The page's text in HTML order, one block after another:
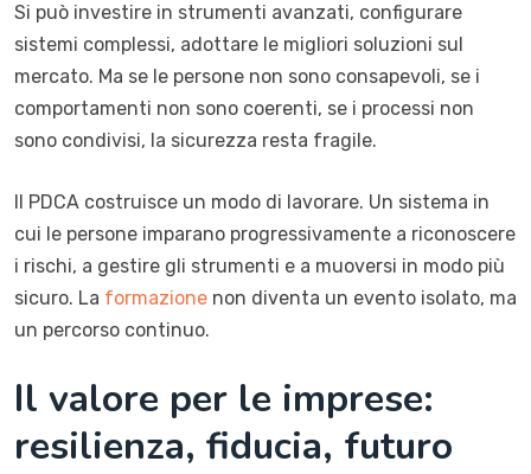
Si può investire in strumenti avanzati, configurare
sistemi complessi, adottare le migliori soluzioni sul
mercato. Ma se le persone non sono consapevoli, se i
comportamenti non sono coerenti, se i processi non
sono condivisi, la sicurezza resta fragile.
Il PDCA costruisce un modo di lavorare. Un sistema in
cui le persone imparano progressivamente a riconoscere
i rischi, a gestire gli strumenti e a muoversi in modo più
sicuro. La formazione non diventa un evento isolato, ma
un percorso continuo.
Il valore per le imprese:
resilienza, fiducia, futuro